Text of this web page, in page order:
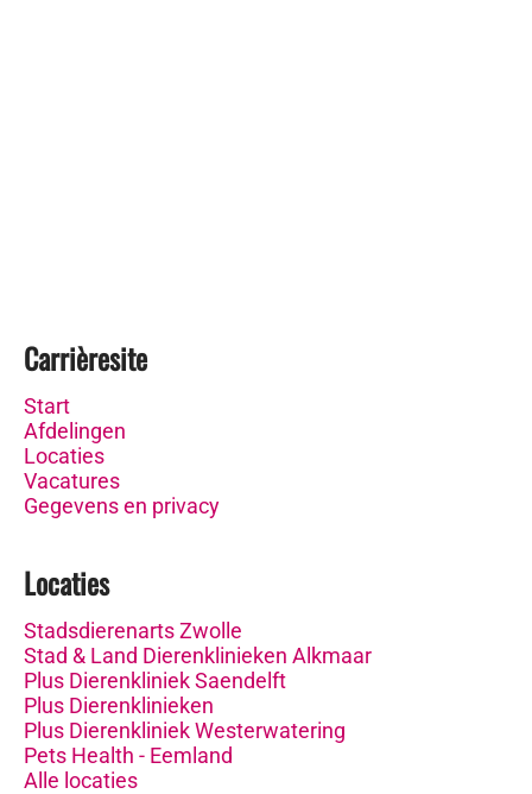
Carrièresite
Start
Afdelingen
Locaties
Vacatures
Gegevens en privacy
Locaties
Stadsdierenarts Zwolle
Stad & Land Dierenklinieken Alkmaar
Plus Dierenkliniek Saendelft
Plus Dierenklinieken
Plus Dierenkliniek Westerwatering
Pets Health - Eemland
Alle locaties